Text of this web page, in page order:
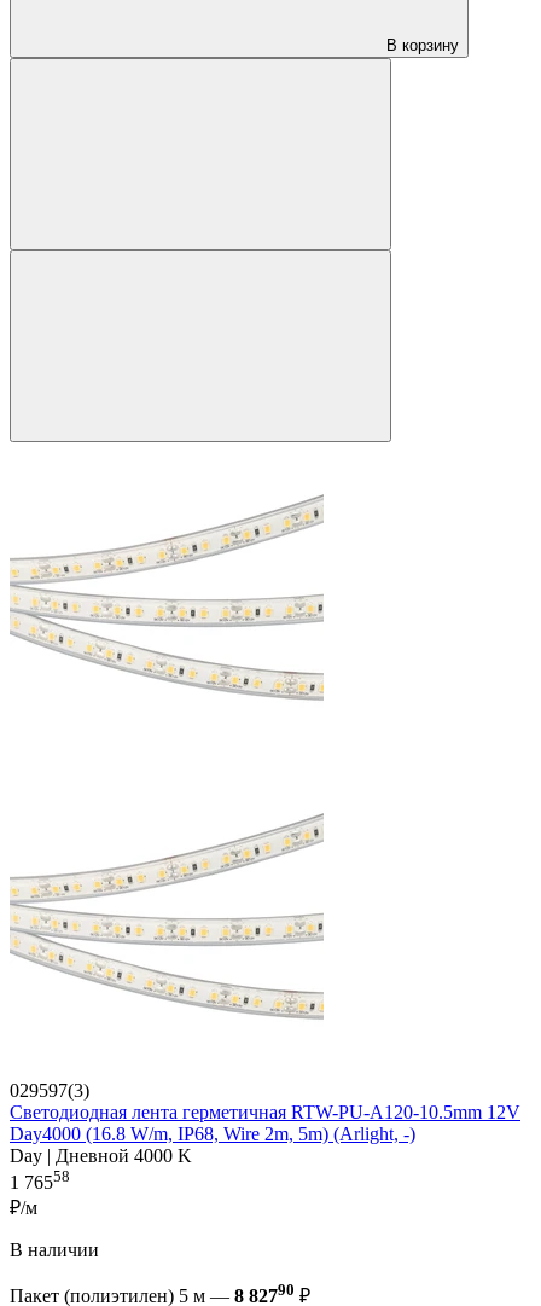
В корзину
029597(3)
Светодиодная лента герметичная RTW-PU-A120-10.5mm 12V
Day4000 (16.8 W/m, IP68, Wire 2m, 5m) (Arlight, -)
Day | Дневной 4000 K
1 76558
₽/м
В наличии
Пакет (полиэтилен) 5 м — 8 82790 ₽